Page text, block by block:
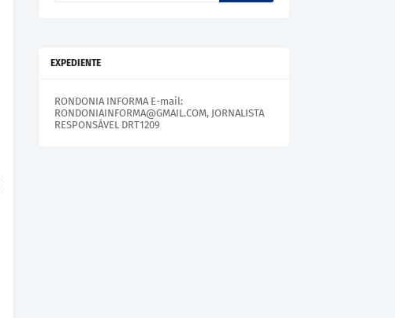
EXPEDIENTE
RONDONIA INFORMA E-mail:
RONDONIAINFORMA@GMAIL.COM, JORNALISTA
RESPONSÁVEL DRT1209